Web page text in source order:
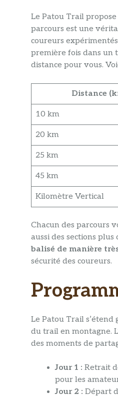
Le Patou Trail
parcours est une
coureurs
première fois dans un
distance pour vous.
Distance
10 km
20 km
25 km
45 km
Kilomètre Vertical
Chacun des parcours
aussi des sections
balisé de manière
sécurité des coureurs.
Le Patou Trail
du trail en montagne.
des moments de
Jour 1 : Retrait
pour les
Jour 2 : Départ